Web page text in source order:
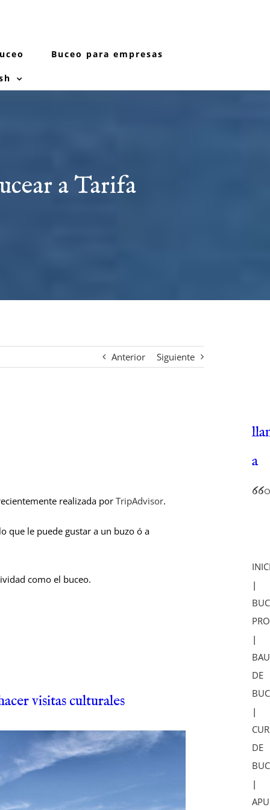
Buceo para empresas
a Tarifa
Anterior Siguiente
realizada por TripAdvisor.
que le puede gustar a un buzo ó a
como el buceo.
visitas culturales
a
|
|
DE
|
DE
|